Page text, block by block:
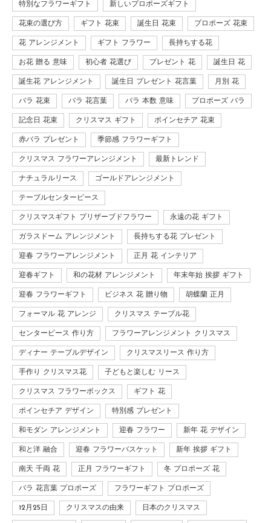
特別なフラワーギフト 新しいプロポーズギフト
花束の選び方 ギフト 花束 誕生日 花束 プロポーズ 花束
花 アレンジメント ギフト フラワー 長持ちする花
お花 贈る 意味 初心者 花選び プレゼント 花 誕生日 花
誕生花 アレンジメント 誕生日 プレゼント 花言葉 月別 花
バラ 花束 バラ 花言葉 バラ 本数 意味 プロポーズ バラ
記念日 花束 クリスマス ギフト ポインセチア 花束
赤バラ プレゼント 季節感 フラワーギフト
クリスマス フラワーアレンジメント 最新トレンド
ナチュラルリース ゴールドアレンジメント
テーブルセンターピース
クリスマスギフト プリザーブドフラワー 永遠の花 ギフト
ガラスドーム アレンジメント 長持ちする花 プレゼント
迎春 フラワーアレンジメント 正月 花 インテリア
迎春ギフト 和の花材 アレンジメント 年末年始 挨拶 ギフト
迎春 フラワーギフト ビジネス 花 贈り物 胡蝶蘭 正月
フォーマル 花 アレンジ クリスマス テーブル花
センターピース 作り方 フラワーアレンジメント クリスマス
ディナー テーブルデザイン クリスマスリース 作り方
手作り クリスマス花 子どもと楽しむ リース
クリスマス フラワーボックス ギフト 花
ポインセチア デザイン 特別感 プレゼント
和モダン アレンジメント 迎春 フラワー 新年 花 デザイン
和と洋 融合 迎春 フラワーバスケット 新年 挨拶 ギフト
南天 千両 花 正月 フラワーギフト 冬 プロポーズ 花
バラ 花言葉 プロポーズ フラワーギフト プロポーズ
12月25日 クリスマスの由来 日本のクリスマス